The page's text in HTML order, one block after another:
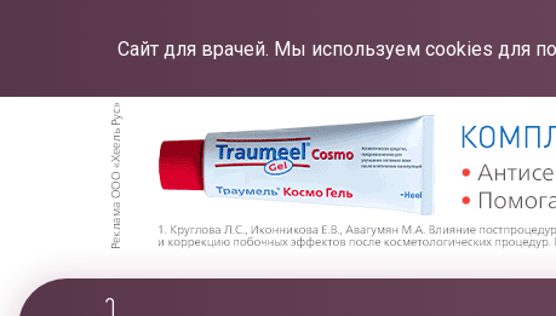
Сайт для врачей. Мы используем cookies для